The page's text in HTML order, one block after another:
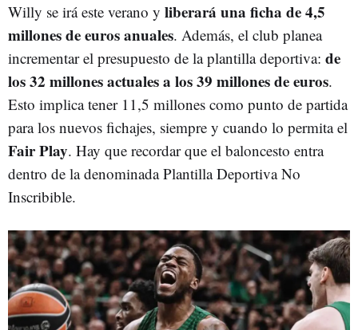
Willy se irá este verano y liberará una ficha de 4,5
millones de euros anuales. Además, el club planea
incrementar el presupuesto de la plantilla deportiva: de
los 32 millones actuales a los 39 millones de euros.
Esto implica tener 11,5 millones como punto de partida
para los nuevos fichajes, siempre y cuando lo permita el
FairPlay. Hay que recordar que el baloncesto entra
dentro de la denominada Plantilla Deportiva No
Inscribible.